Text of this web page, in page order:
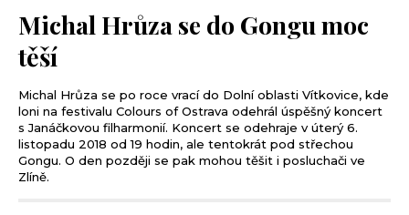
Michal Hrůza se do Gongu moc
těší
Michal Hrůza se po roce vrací do Dolní oblasti Vítkovice, kde
loni na festivalu Colours of Ostrava odehrál úspěšný koncert
s Janáčkovou filharmonií. Koncert se odehraje v úterý 6.
listopadu 2018 od 19 hodin, ale tentokrát pod střechou
Gongu. O den později se pak mohou těšit i posluchači ve
Zlíně.